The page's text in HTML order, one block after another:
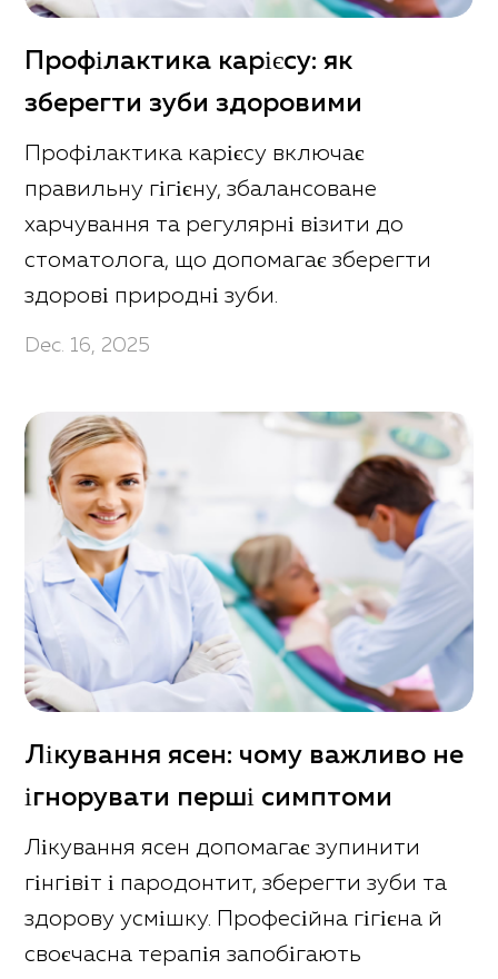
Профілактика карієсу: як
зберегти зуби здоровими
Профілактика карієсу включає
правильну гігієну, збалансоване
харчування та регулярні візити до
стоматолога, що допомагає зберегти
здорові природні зуби.
Dec. 16, 2025
Лікування ясен: чому важливо не
ігнорувати перші симптоми
Лікування ясен допомагає зупинити
гінгівіт і пародонтит, зберегти зуби та
здорову усмішку. Професійна гігієна й
своєчасна терапія запобігають